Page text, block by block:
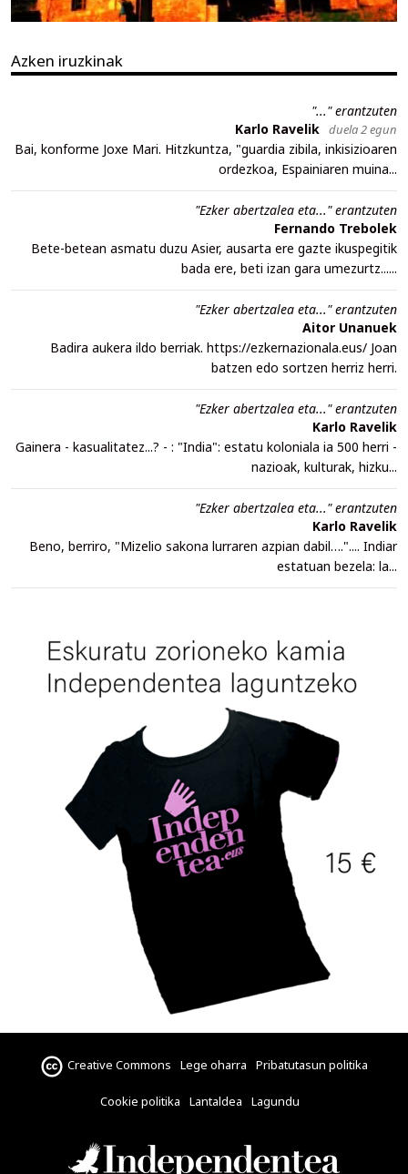
Azken iruzkinak
"..." erantzuten
Karlo Ravelik duela 2 egun
Bai, konforme Joxe Mari. Hitzkuntza, "guardia zibila, inkisizioaren
ordezkoa, Espainiaren muina...
"Ezker abertzalea eta..." erantzuten
Fernando Trebolek
Bete-betean asmatu duzu Asier, ausarta ere gazte ikuspegitik
bada ere, beti izan gara umezurtz......
"Ezker abertzalea eta..." erantzuten
Aitor Unanuek
Badira aukera ildo berriak. https://ezkernazionala.eus/ Joan
batzen edo sortzen herriz herri.
"Ezker abertzalea eta..." erantzuten
Karlo Ravelik
Gainera - kasualitatez...? - : "India": estatu koloniala ia 500 herri -
nazioak, kulturak, hizku...
"Ezker abertzalea eta..." erantzuten
Karlo Ravelik
Beno, berriro, "Mizelio sakona lurraren azpian dabil….".... Indiar
estatuan bezela: la...
Creative Commons Lege oharra Pribatutasun politika
Cookie politika Lantaldea Lagundu